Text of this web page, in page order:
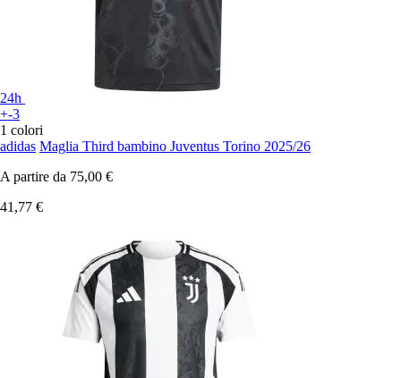
24h
+-3
1 colori
adidas Maglia Third bambino Juventus Torino 2025/26
A partire da 75,00 €
41,77 €